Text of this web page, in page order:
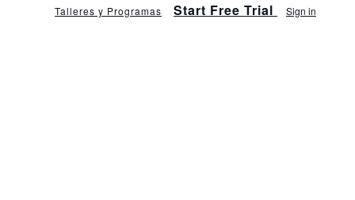
Talleres y Programas
Start Free Trial Sign in